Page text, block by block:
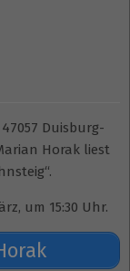
Duisburg-
Horak liest
um 15:30 Uhr.